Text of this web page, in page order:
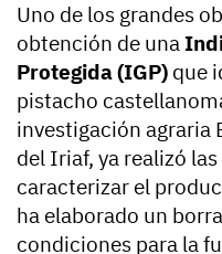
Uno de los grandes
obtención de una
Protegida (IGP) que
pistacho
investigación agraria
del Iriaf, ya realizó
caracterizar el
ha elaborado un
condiciones para la